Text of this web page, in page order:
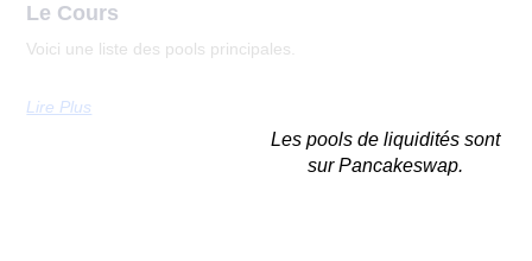
Le Cours
Voici une liste des pools principales.
Lire Plus
Les pools de liquidités sont
sur Pancakeswap.